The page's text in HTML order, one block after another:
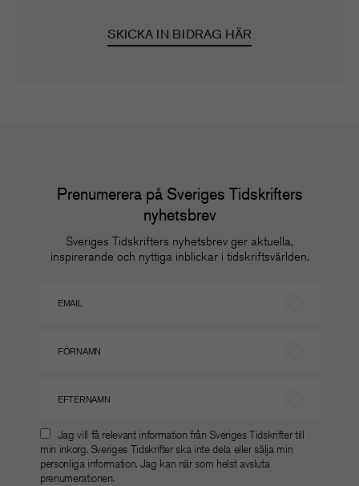
SKICKA IN BIDRAG HÄR
Prenumerera på Sveriges Tidskrifters
nyhetsbrev
Sveriges Tidskrifters nyhetsbrev ger aktuella,
inspirerande och nyttiga inblickar i tidskriftsvärlden.
Jag vill få relevant information från Sveriges Tidskrifter till
min inkorg. Sveriges Tidskrifter ska inte dela eller sälja min
personliga information. Jag kan när som helst avsluta
prenumerationen.